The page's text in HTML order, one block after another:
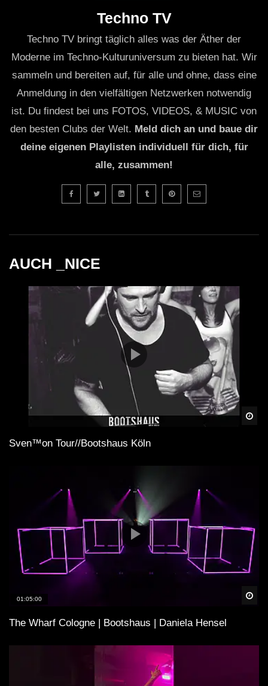
Techno TV
Techno TV bringt täglich alles was der Äther der
Moderne im Techno-Kulturuniversum zu bieten hat. Wir
sammeln und bereiten auf, für alle und ohne, dass eine
Anmeldung in den vielfältigen Netzwerken notwendig
ist. Du findest bei uns FOTOS, VIDEOS, & MUSIC von
den besten Clubs der Welt. Meld dich an und baue dir
deine eigenen Playlisten individuell für dich, für
alle, zusammen!
AUCH _NICE
Sven™on Tour//Bootshaus Köln
01:05:00
The Wharf Cologne | Bootshaus | Daniela Hensel